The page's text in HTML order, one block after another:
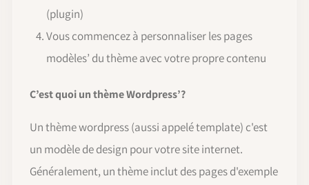
(plugin)
Vous commencez à personnaliser les pages
modèles’ du thème avec votre propre contenu
C’est quoi un thème Wordpress’?
Un thème wordpress (aussi appelé template) c'est
un modèle de design pour votre site internet.
Généralement, un thème inclut des pages d'exemple